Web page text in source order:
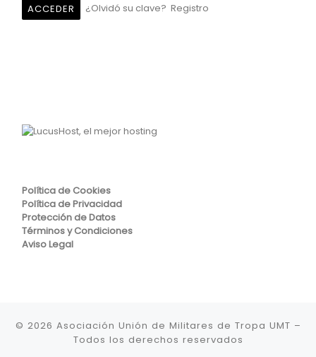
¿Olvidó su clave? Registro
Política de Cookies
Política de Privacidad
Protección de Datos
Términos y Condiciones
Aviso Legal
© 2026 Asociación Unión de Militares de Tropa UMT –
Todos los derechos reservados